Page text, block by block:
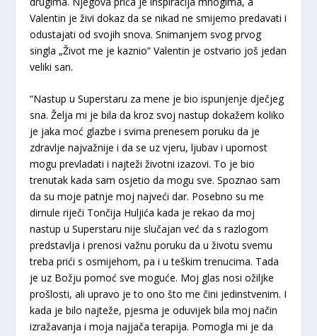
Valentin je živi dokaz da se nikad ne smijemo predavati i
odustajati od svojih snova. Snimanjem svog prvog
singla „Život me je kaznio” Valentin je ostvario još jedan
veliki san.
“Nastup u Superstaru za mene je bio ispunjenje dječjeg
sna. Želja mi je bila da kroz svoj nastup dokažem koliko
je jaka moć glazbe i svima prenesem poruku da je
zdravlje najvažnije i da se uz vjeru, ljubav i upornost
mogu prevladati i najteži životni izazovi. To je bio
trenutak kada sam osjetio da mogu sve. Spoznao sam
da su moje patnje moj najveći dar. Posebno su me
dirnule riječi Tončija Huljića kada je rekao da moj
nastup u Superstaru nije slučajan već da s razlogom
predstavlja i prenosi važnu poruku da u životu svemu
treba prići s osmijehom, pa i u teškim trenucima. Tada
je uz Božju pomoć sve moguće. Moj glas nosi ožiljke
prošlosti, ali upravo je to ono što me čini jedinstvenim. I
kada je bilo najteže, pjesma je oduvijek bila moj način
izražavanja i moja najjača terapija. Pomogla mi je da